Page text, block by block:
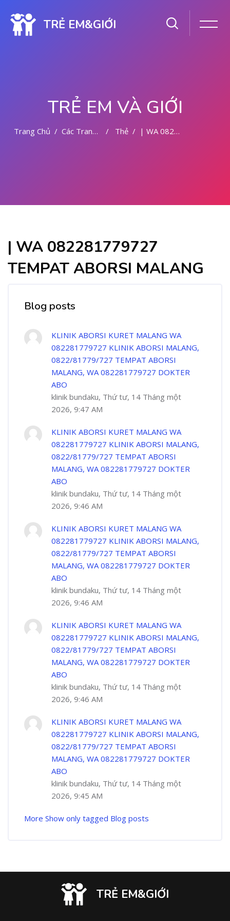
TRẺ EM&GIỚI
TRẺ EM VÀ GIỚI
Trang Chủ Các Trang Của Hệ Thống Thẻ | WA 082281779727 TEMPAT ABORSI MALANG
| WA 082281779727
TEMPAT ABORSI MALANG
Blog posts
KLINIK ABORSI KURET MALANG WA
082281779727 KLINIK ABORSI MALANG,
0822/81779/727 TEMPAT ABORSI
MALANG, WA 082281779727 DOKTER
ABO
klinik bundaku, Thứ tư, 14 Tháng một
2026, 9:47 AM
KLINIK ABORSI KURET MALANG WA
082281779727 KLINIK ABORSI MALANG,
0822/81779/727 TEMPAT ABORSI
MALANG, WA 082281779727 DOKTER
ABO
klinik bundaku, Thứ tư, 14 Tháng một
2026, 9:46 AM
KLINIK ABORSI KURET MALANG WA
082281779727 KLINIK ABORSI MALANG,
0822/81779/727 TEMPAT ABORSI
MALANG, WA 082281779727 DOKTER
ABO
klinik bundaku, Thứ tư, 14 Tháng một
2026, 9:46 AM
KLINIK ABORSI KURET MALANG WA
082281779727 KLINIK ABORSI MALANG,
0822/81779/727 TEMPAT ABORSI
MALANG, WA 082281779727 DOKTER
ABO
klinik bundaku, Thứ tư, 14 Tháng một
2026, 9:46 AM
KLINIK ABORSI KURET MALANG WA
082281779727 KLINIK ABORSI MALANG,
0822/81779/727 TEMPAT ABORSI
MALANG, WA 082281779727 DOKTER
ABO
klinik bundaku, Thứ tư, 14 Tháng một
2026, 9:45 AM
More Show only tagged Blog posts
TRẺ EM&GIỚI